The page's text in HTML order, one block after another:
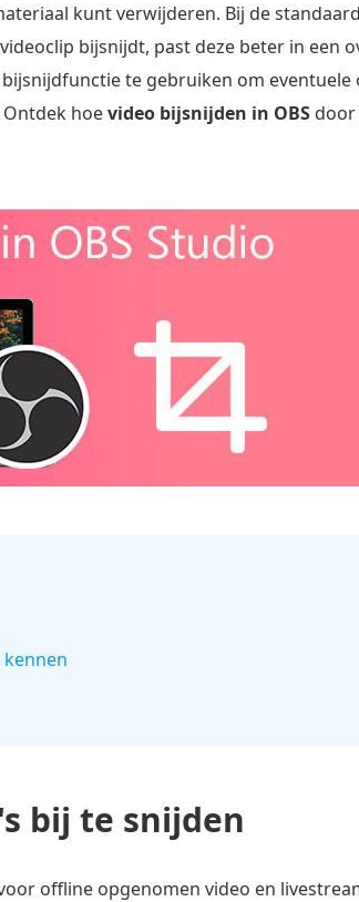
kunt verwijderen. Bij de
bijsnijdt, past deze beter in een
te gebruiken om
hoevideo bijsnijden in OBS
kennen
bij te snijden
offline opgenomen video en